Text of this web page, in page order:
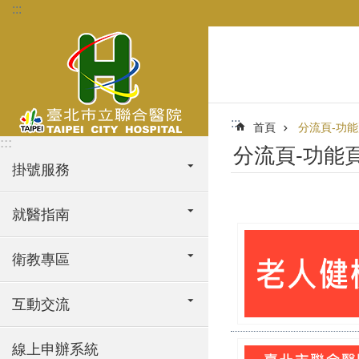
跳到主要內容區塊
:::
:::
掛號服務
就醫指南
衛教專區
互動交流
線上申辦系統
::: 首頁 分流頁-功
分流頁-功能